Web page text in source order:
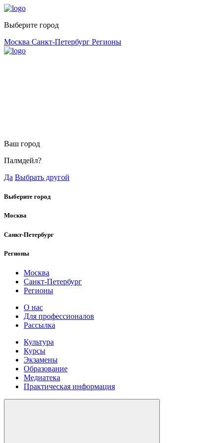
Выберите город
Москва Санкт-Петербург Регионы
Ваш город
Палмдейл?
Да Выбрать другой
Выберите город
Москва
Санкт-Петербург
Регионы
Москва
Санкт-Петербург
Регионы
О нас
Для профессионалов
Рассылка
Культура
Курсы
Экзамены
Образование
Медиатека
Практическая информация